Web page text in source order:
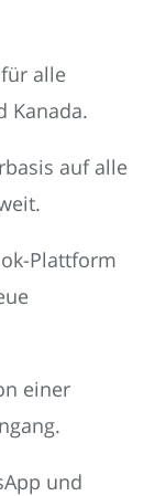
alle
Kanada.
auf alle
Plattform
einer
und